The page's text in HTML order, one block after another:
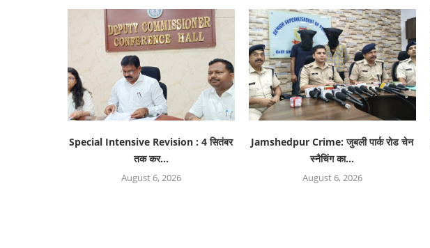
Special Intensive Revision : 4 सितंबर
तक कर...
August 6, 2026
Jamshedpur Crime: जुबली पार्क रोड चेन
स्नैचिंग का...
August 6, 2026